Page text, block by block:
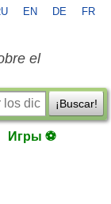
EN DE FR
el
¡Buscar!
Игры ⚽